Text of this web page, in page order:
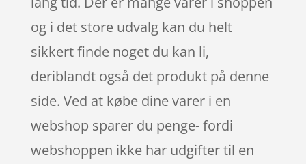
og i det store udvalg kan du helt
sikkert finde noget du kan li,
deriblandt også det produkt på denne
side. Ved at købe dine varer i en
webshop sparer du penge- fordi
webshoppen ikke har udgifter til en